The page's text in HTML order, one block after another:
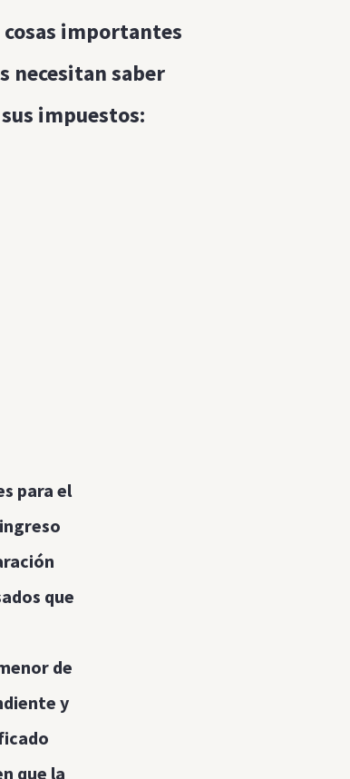
importantes
necesitan saber
impuestos:
para el
que
de
y
que la